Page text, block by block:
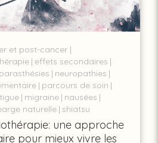
et post-cancer
effets secondaires
parasthésies
neuropathies
parcours de soin
migraine nausées
naturelle shiatsu
une approche
pour mieux vivre les